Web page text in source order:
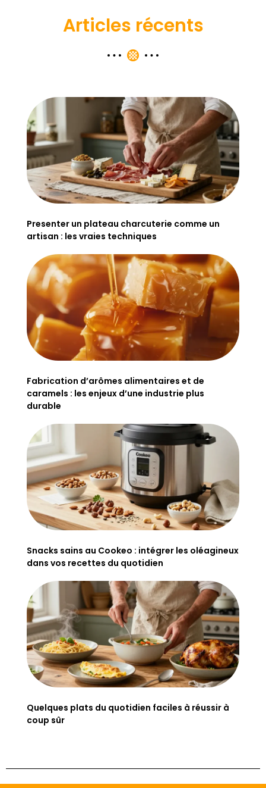
Articles récents
Presenter un plateau charcuterie comme un
artisan : les vraies techniques
Fabrication d’arômes alimentaires et de
caramels : les enjeux d’une industrie plus
durable
Snacks sains au Cookeo : intégrer les oléagineux
dans vos recettes du quotidien
Quelques plats du quotidien faciles à réussir à
coup sûr